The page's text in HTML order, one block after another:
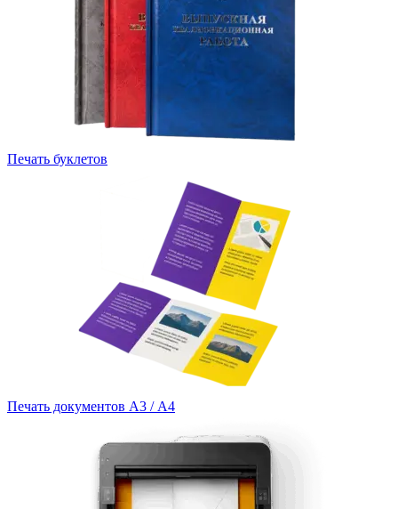
Печать буклетов
Печать документов А3 / А4